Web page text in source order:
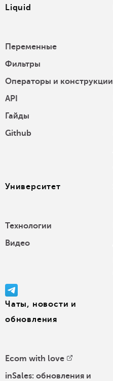
Liquid
Переменные
Фильтры
Операторы и конструкции
API
Гайды
Github
Университет
Технологии
Видео
Чаты, новости и
обновления
Ecom with love
inSales: обновления и